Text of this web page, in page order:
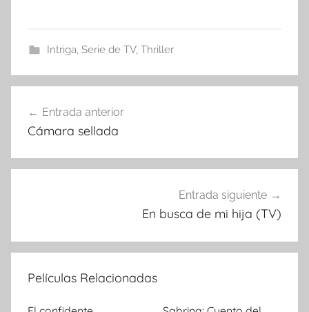
Intriga, Serie de TV, Thriller
Navegación
de
entradas
Entrada anterior
Cámara sellada
Entrada siguiente
En busca de mi hija (TV)
Películas Relacionadas